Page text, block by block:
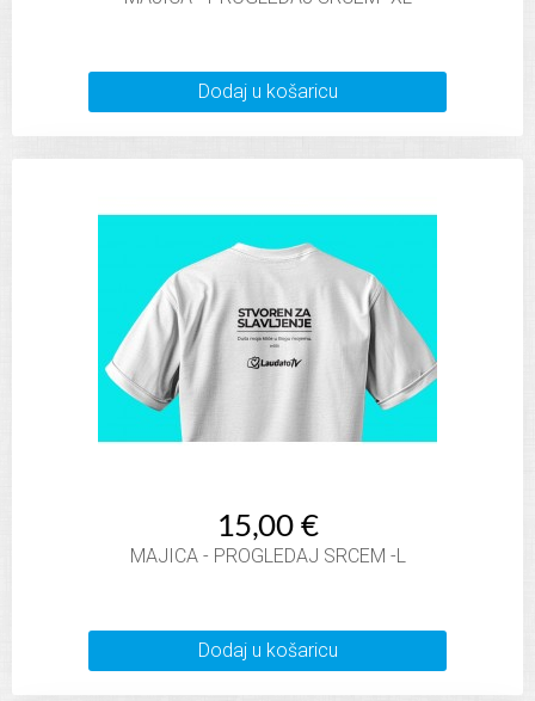
Dodaj u košaricu
15,00 €
MAJICA - PROGLEDAJ SRCEM -L
Dodaj u košaricu